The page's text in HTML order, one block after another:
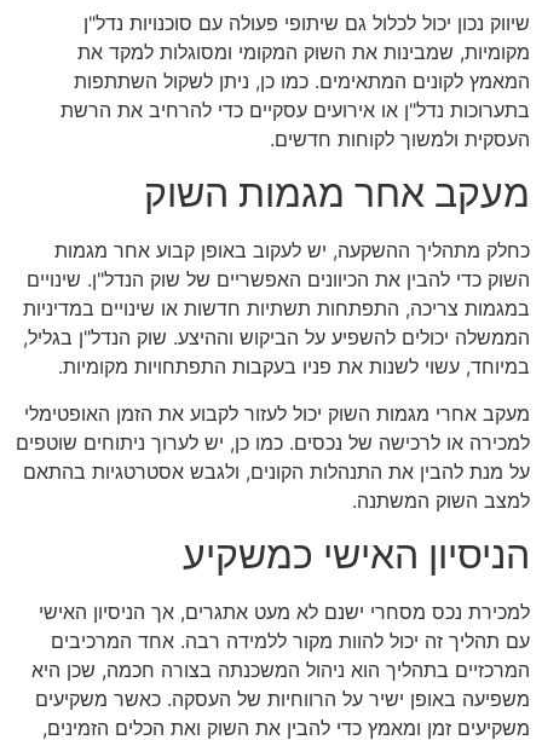
שיווק נכון יכול לכלול גם שיתופי פעולה עם סוכנויות נדל"ן
מקומיות, שמבינות את השוק המקומי ומסוגלות למקד את
המאמץ לקונים המתאימים. כמו כן, ניתן לשקול השתתפות
בתערוכות נדל"ן או אירועים עסקיים כדי להרחיב את הרשת
העסקית ולמשוך לקוחות חדשים.
מעקב אחר מגמות השוק
כחלק מתהליך ההשקעה, יש לעקוב באופן קבוע אחר מגמות
השוק כדי להבין את הכיוונים האפשריים של שוק הנדל"ן. שינויים
במגמות צריכה, התפתחות תשתיות חדשות או שינויים במדיניות
הממשלה יכולים להשפיע על הביקוש וההיצע. שוק הנדל"ן בגליל,
במיוחד, עשוי לשנות את פניו בעקבות התפתחויות מקומיות.
מעקב אחרי מגמות השוק יכול לעזור לקבוע את הזמן האופטימלי
למכירה או לרכישה של נכסים. כמו כן, יש לערוך ניתוחים שוטפים
על מנת להבין את התנהלות הקונים, ולגבש אסטרטגיות בהתאם
למצב השוק המשתנה.
הניסיון האישי כמשקיע
למכירת נכס מסחרי ישנם לא מעט אתגרים, אך הניסיון האישי
עם תהליך זה יכול להוות מקור ללמידה רבה. אחד המרכיבים
המרכזיים בתהליך הוא ניהול המשכנתה בצורה חכמה, שכן היא
משפיעה באופן ישיר על הרווחיות של העסקה. כאשר משקיעים
משקיעים זמן ומאמץ כדי להבין את השוק ואת הכלים הזמינים,